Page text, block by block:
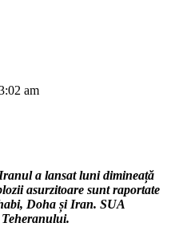
am
a lansat luni dimineață
asurzitoare sunt raportate
Doha și Iran. SUA